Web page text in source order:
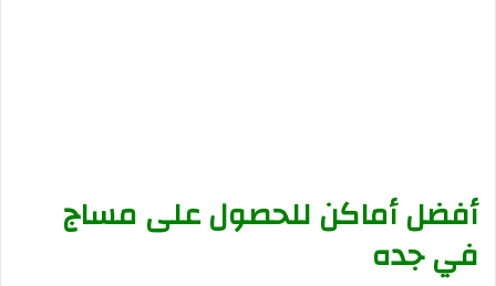
أفضل أماكن للحصول على مساج
في جده